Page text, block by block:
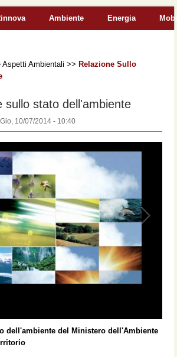
Ambiente Energia
Aspetti Ambientali >> Relazione Sullo
sullo stato dell'ambiente
Gio, 10/07/2014 - 10:40
dell'ambiente del Ministero dell'Ambiente